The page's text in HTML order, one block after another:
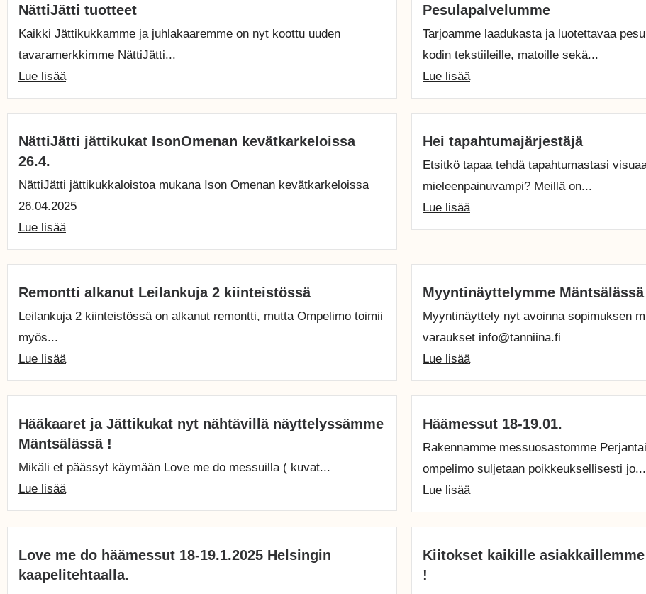
NättiJätti tuotteet
Kaikki Jättikukkamme ja juhlakaaremme on nyt koottu uuden
tavaramerkkimme NättiJätti...
Lue lisää
Pesulapalvelumme
Tarjoamme laadukasta ja luotettavaa
kodin tekstiileille, matoille sekä...
Lue lisää
NättiJätti jättikukat IsonOmenan kevätkarkeloissa
26.4.
NättiJätti jättikukkaloistoa mukana Ison Omenan kevätkarkeloissa
26.04.2025
Lue lisää
Hei tapahtumajärjestäjä
Etsitkö tapaa tehdä tapahtumastasi
mieleenpainuvampi? Meillä on...
Lue lisää
Remontti alkanut Leilankuja 2 kiinteistössä
Leilankuja 2 kiinteistössä on alkanut remontti, mutta Ompelimo toimii
myös...
Lue lisää
Myyntinäyttelymme Mäntsälässä
Myyntinäyttely nyt avoinna sopimuksen
varaukset info@tanniina.fi
Lue lisää
Hääkaaret ja Jättikukat nyt nähtävillä näyttelyssämme
Mäntsälässä !
Mikäli et päässyt käymään Love me do messuilla ( kuvat...
Lue lisää
Häämessut 18-19.01.
Rakennamme messuosastomme
ompelimo suljetaan poikkeuksellisesti jo...
Lue lisää
Love me do häämessut 18-19.1.2025 Helsingin
kaapelitehtaalla.
Kiitokset kaikille
!